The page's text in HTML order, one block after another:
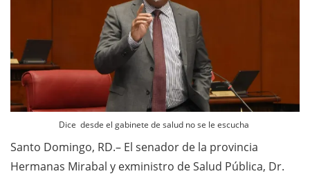
Dice desde el gabinete de salud no se le escucha
Santo Domingo, RD.– El senador de la provincia
Hermanas Mirabal y exministro de Salud Pública, Dr.